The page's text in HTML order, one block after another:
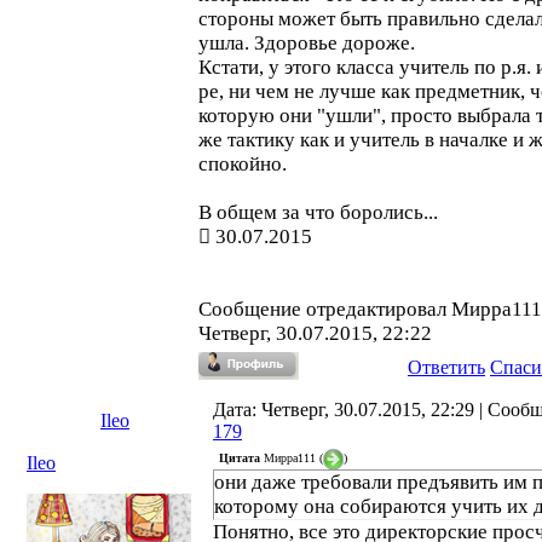
стороны может быть правильно
ушла. Здоровье дороже.
Кстати, у этого класса учитель по р.я.
ре, ни чем не лучше как предметник,
которую они "ушли", просто выбрала
же тактику как и учитель в началке и
спокойно.
В общем за что боролись...
30.07.2015
Сообщение отредактировал Мирра111
Четверг, 30.07.2015, 22:22
Ответить
Ileo
Дата: Четверг, 30.07.2015, 22:29 |
179
Ileo
Цитата Мирра111 ( )
они даже требовали предъявить им
которому она собираются учить их
Понятно, все это директорские